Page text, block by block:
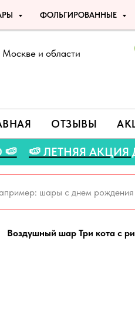
ФОЛЬГИРОВАННЫЕ
и области
ОТЗЫВЫ
LETO 🍉 🍉 ЛЕТНЯЯ
Воздушный шар Три кота с